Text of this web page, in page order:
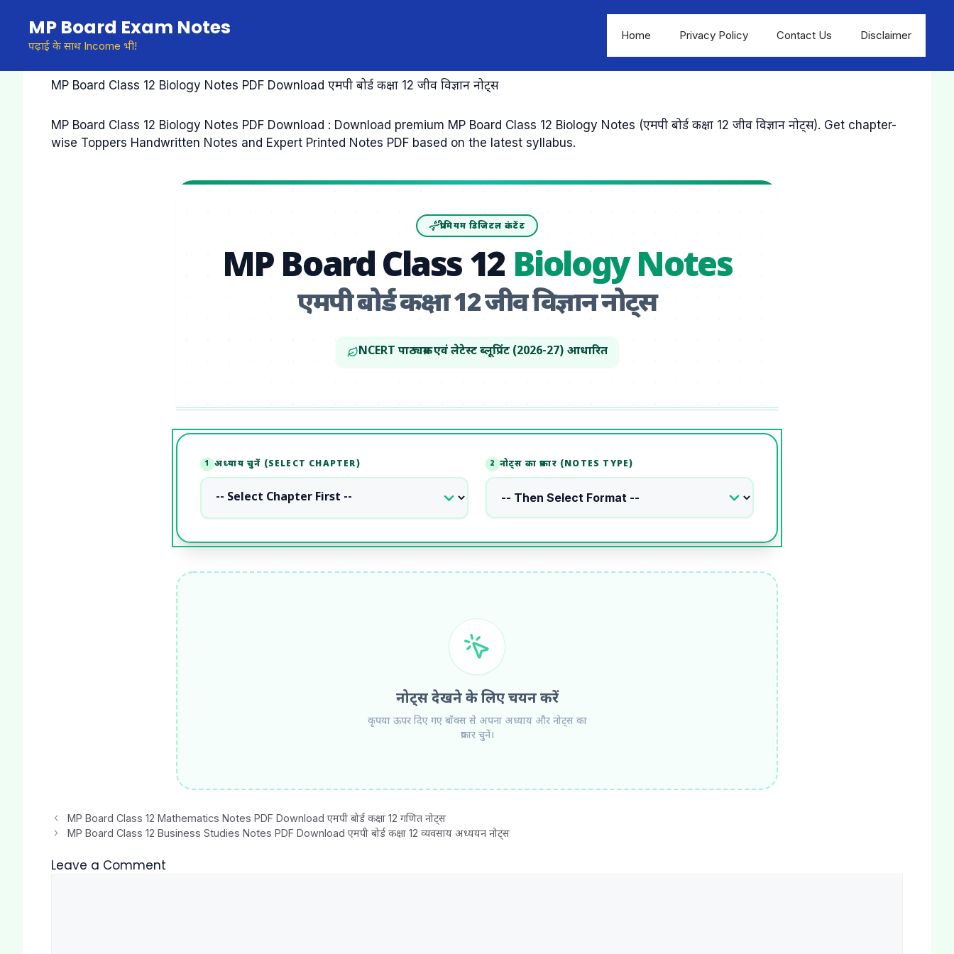
content
MP Board Exam Notes
पढ़ाई के साथ Income भी!
Home Privacy Policy Contact Us Disclaimer
MP Board Class 12 Biology Notes PDF Download एमपी बोर्ड कक्षा 12 जीव विज्ञान नोट्स
MP Board Class 12 Biology Notes PDF Download : Download premium MP Board Class 12 Biology Notes (एमपी बोर्ड कक्षा 12 जीव विज्ञान नोट्स). Get chapter-
wise Toppers Handwritten Notes and Expert Printed Notes PDF based on the latest syllabus.
प्रीमियम डिजिटल कंटेंट
MP Board Class 12 Biology Notes
एमपी बोर्ड कक्षा 12 जीव विज्ञान नोट्स
NCERT पाठ्यक्रम एवं लेटेस्ट ब्लूप्रिंट (2026-27) आधारित
1 अध्याय चुनें (SELECT CHAPTER) 2 नोट्स का प्रकार (NOTES TYPE)
नोट्स देखने के लिए चयन करें
कृपया ऊपर दिए गए बॉक्स से अपना अध्याय और नोट्स का
प्रकार चुनें।
MP Board Class 12 Mathematics Notes PDF Download एमपी बोर्ड कक्षा 12 गणित नोट्स
MP Board Class 12 Business Studies Notes PDF Download एमपी बोर्ड कक्षा 12 व्यवसाय अध्ययन नोट्स
Leave a Comment